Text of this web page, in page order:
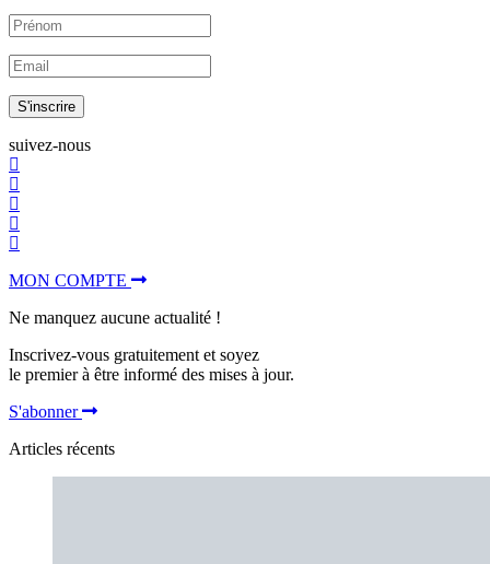
S'inscrire
suivez-nous
MON COMPTE
Ne manquez aucune actualité !
Inscrivez-vous gratuitement et soyez
le premier à être informé des mises à jour.
S'abonner
Articles récents